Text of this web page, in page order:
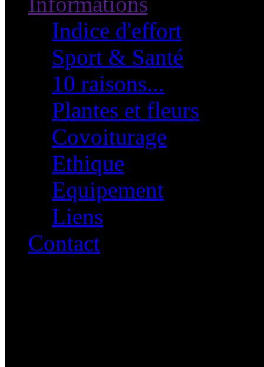
Indice d'effort
Sport & Santé
10 raisons...
Plantes et fleurs
Covoiturage
Ethique
Equipement
Liens
Contact